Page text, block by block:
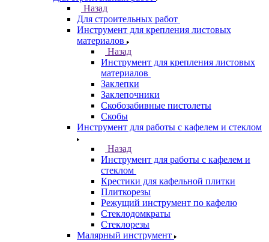
Назад
Для строительных работ
Инструмент для крепления листовых
материалов
Назад
Инструмент для крепления листовых
материалов
Заклепки
Заклепочники
Скобозабивные пистолеты
Скобы
Инструмент для работы с кафелем и стеклом
Назад
Инструмент для работы с кафелем и
стеклом
Крестики для кафельной плитки
Плиткорезы
Режущий инструмент по кафелю
Стеклодомкраты
Стеклорезы
Малярный инструмент